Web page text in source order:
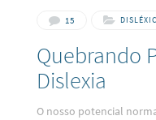
15
Quebrando
Dislexia
O nosso potencial